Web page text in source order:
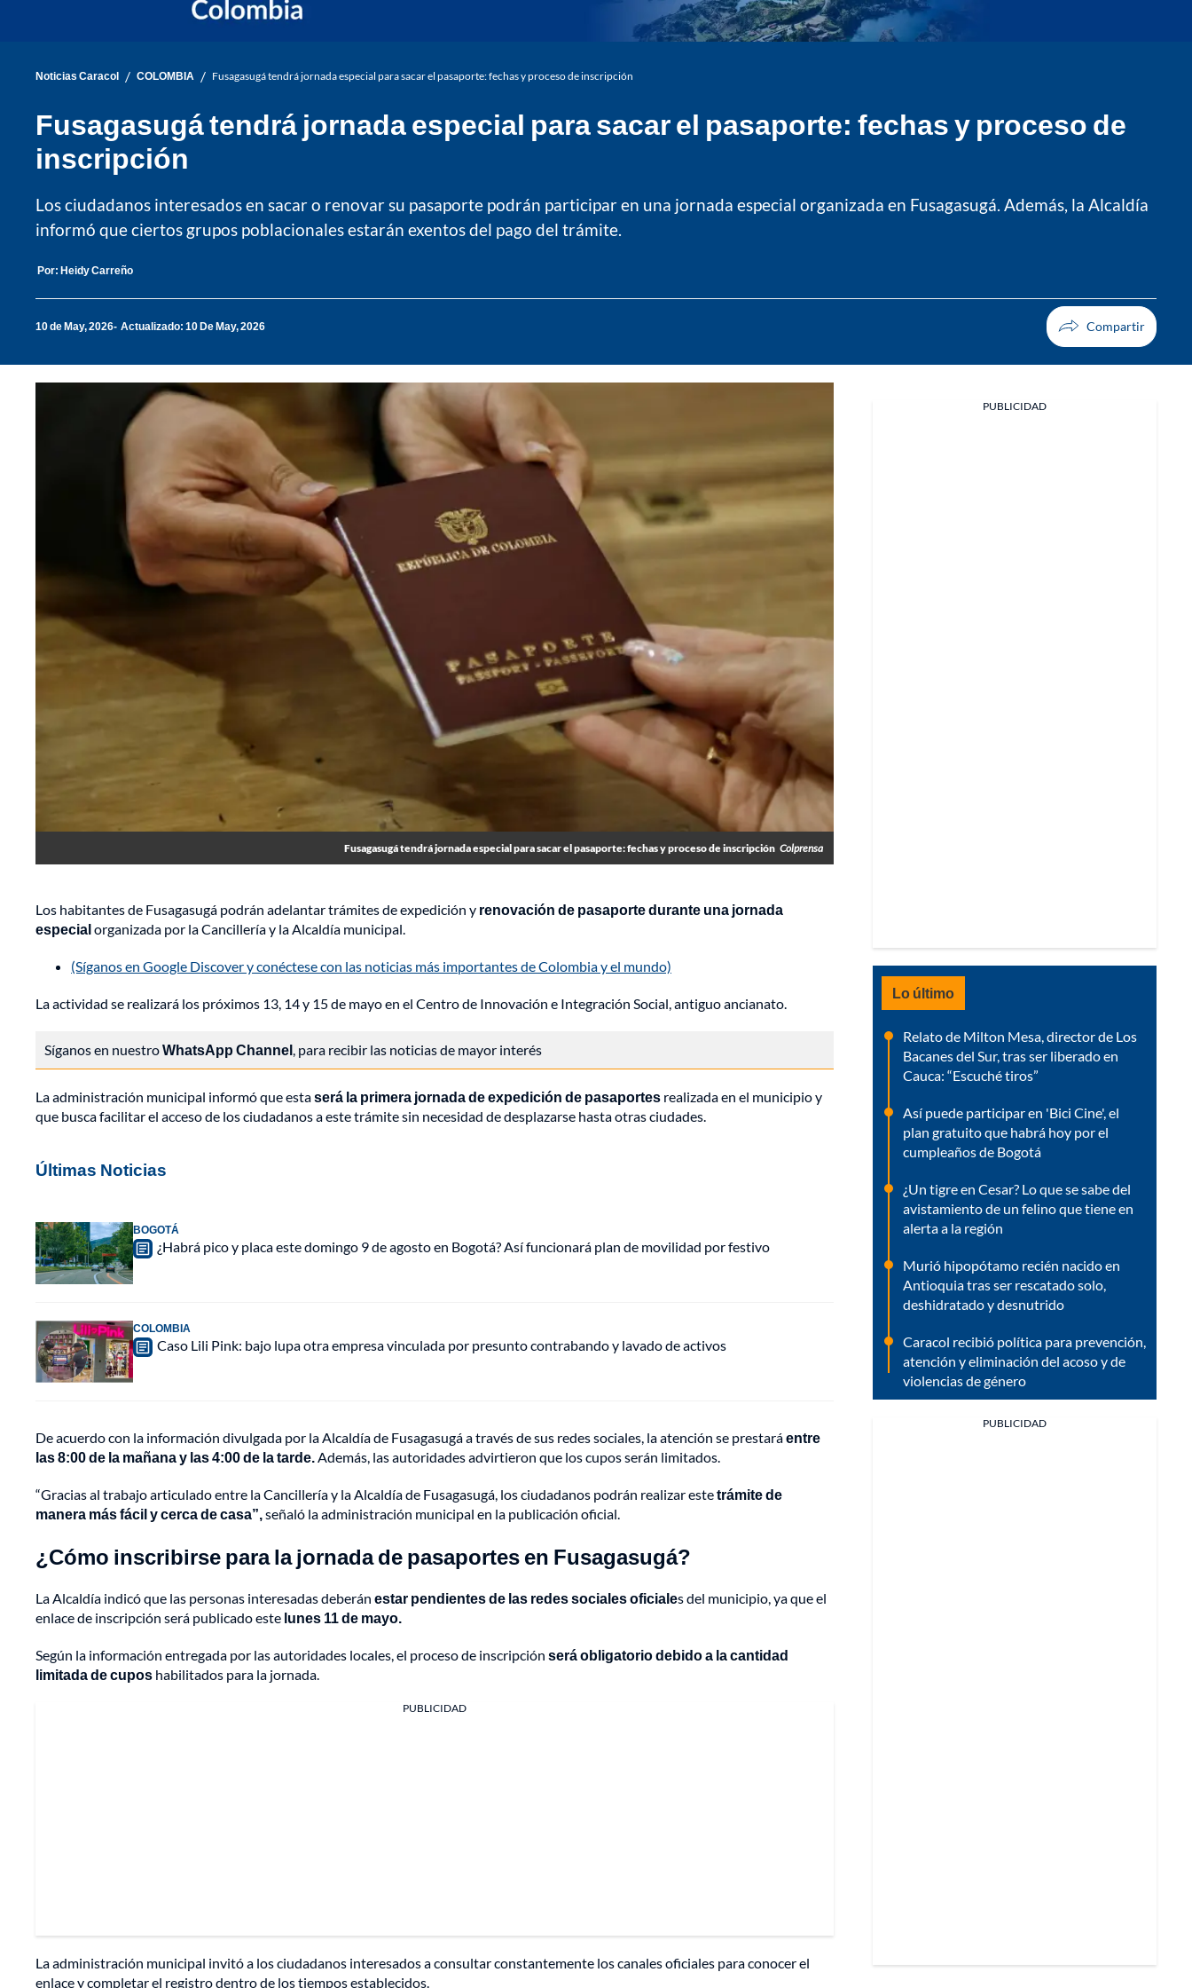
Noticias Caracol / COLOMBIA / Fusagasugá tendrá jornada especial para sacar el pasaporte: fechas y proceso de inscripción
Fusagasugá tendrá jornada especial para sacar el pasaporte: fechas y proceso de
inscripción
Los ciudadanos interesados en sacar o renovar su pasaporte podrán participar en una jornada especial organizada en Fusagasugá. Además, la Alcaldía
informó que ciertos grupos poblacionales estarán exentos del pago del trámite.
Por: Heidy Carreño
10 de May, 2026 Actualizado: 10 De May, 2026
Fusagasugá tendrá jornada especial para sacar el pasaporte: fechas y proceso de inscripción Colprensa
Los habitantes de Fusagasugá podrán adelantar trámites de expedición y renovación de pasaporte durante una jornada
especialorganizada por la Cancillería y la Alcaldía municipal.
(Síganos en Google Discover y conéctese con las noticias más importantes de Colombia y el mundo)
La actividad se realizará los próximos 13, 14 y 15 de mayo en el Centro de Innovación e Integración Social, antiguo ancianato.
Síganos en nuestroWhatsApp Channel, para recibir las noticias de mayor interés
La administración municipal informó que estaserá la primera jornada de expedición de pasaportes realizada en el municipio y
que busca facilitar el acceso de los ciudadanos a este trámite sin necesidad de desplazarse hasta otras ciudades.
Últimas Noticias
BOGOTÁ
¿Habrá pico y placa este domingo 9 de agosto en Bogotá? Así funcionará plan de movilidad por festivo
COLOMBIA
Caso Lili Pink: bajo lupa otra empresa vinculada por presunto contrabando y lavado de activos
De acuerdo con la información divulgada por la Alcaldía de Fusagasugá a través de sus redes sociales, la atención se prestaráentre
las 8:00 de la mañana y las 4:00 de la tarde.Además, las autoridades advirtieron que los cupos serán limitados.
“Gracias al trabajo articulado entre la Cancillería y la Alcaldía de Fusagasugá, los ciudadanos podrán realizar estetrámite de
manera más fácil y cerca de casa”,señaló la administración municipal en la publicación oficial.
¿Cómo inscribirse para la jornada de pasaportes en Fusagasugá?
La Alcaldía indicó que las personas interesadas deberán estar pendientes de las redes sociales oficiales del municipio, ya que el
enlace de inscripción será publicado este lunes 11 de mayo.
Según la información entregada por las autoridades locales, el proceso de inscripción será obligatorio debido a la cantidad
limitada de cupos habilitados para la jornada.
PUBLICIDAD
La administración municipal invitó a los ciudadanos interesados a consultar constantemente los canales oficiales para conocer el
enlace y completar el registro dentro de los tiempos establecidos.
PUBLICIDAD
Lo último
Relato de Milton Mesa, director de Los
Bacanes del Sur, tras ser liberado en
Cauca: “Escuché tiros”
Así puede participar en 'Bici Cine', el
plan gratuito que habrá hoy por el
cumpleaños de Bogotá
¿Un tigre en Cesar? Lo que se sabe del
avistamiento de un felino que tiene en
alerta a la región
Murió hipopótamo recién nacido en
Antioquia tras ser rescatado solo,
deshidratado y desnutrido
Caracol recibió política para prevención,
atención y eliminación del acoso y de
violencias de género
PUBLICIDAD